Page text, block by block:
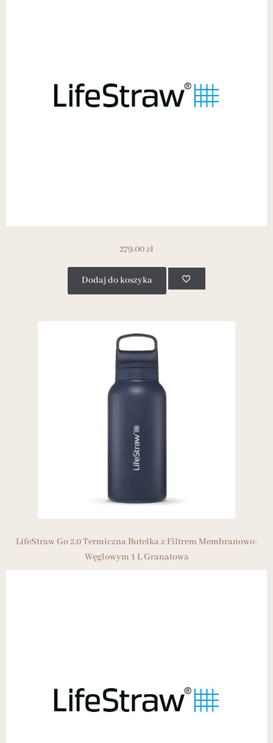
279.00zł
Dodaj do koszyka
LifeStraw Go 2.0 Termiczna Butelka z Filtrem Membranowo-
Węglowym 1 L Granatowa